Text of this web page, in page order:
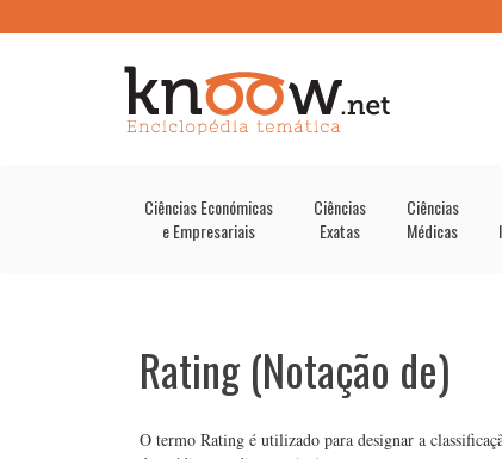
Ciências Económicas
e Empresariais
Ciências
Exatas
Ciências
Médicas
Rating (Notação de)
O termo Rating é utilizado para designar a